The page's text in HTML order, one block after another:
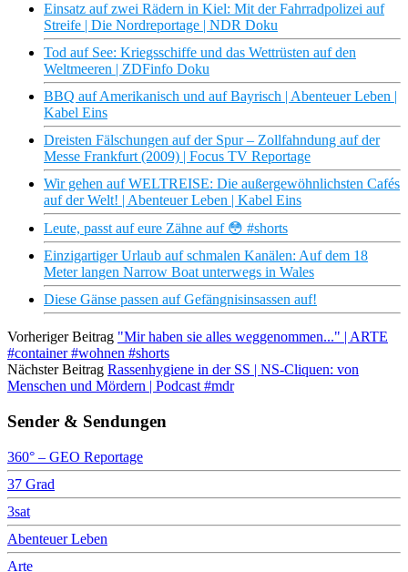
Einsatz auf zwei Rädern in Kiel: Mit der Fahrradpolizei auf
Streife | Die Nordreportage | NDR Doku
Tod auf See: Kriegsschiffe und das Wettrüsten auf den
Weltmeeren | ZDFinfo Doku
BBQ auf Amerikanisch und auf Bayrisch | Abenteuer Leben |
Kabel Eins
Dreisten Fälschungen auf der Spur – Zollfahndung auf der
Messe Frankfurt (2009) | Focus TV Reportage
Wir gehen auf WELTREISE: Die außergewöhnlichsten Cafés
auf der Welt! | Abenteuer Leben | Kabel Eins
Leute, passt auf eure Zähne auf 😳 #shorts
Einzigartiger Urlaub auf schmalen Kanälen: Auf dem 18
Meter langen Narrow Boat unterwegs in Wales
Diese Gänse passen auf Gefängnisinsassen auf!
Vorheriger Beitrag "Mir haben sie alles weggenommen..." | ARTE
#container #wohnen #shorts
Nächster Beitrag Rassenhygiene in der SS | NS-Cliquen: von
Menschen und Mördern | Podcast #mdr
Sender & Sendungen
360° – GEO Reportage
37 Grad
3sat
Abenteuer Leben
Arte